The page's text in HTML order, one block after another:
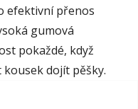
efektivní přenos
gumová
pokaždé, když
dojít pěšky.